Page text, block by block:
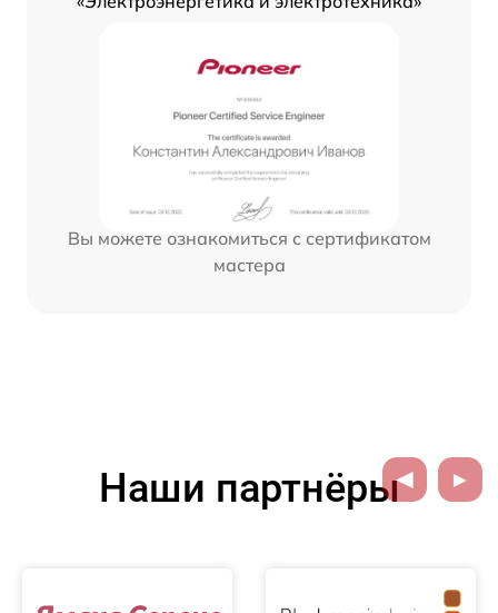
Вы можете ознакомиться с сертификатом
мастера
Наши партнёры